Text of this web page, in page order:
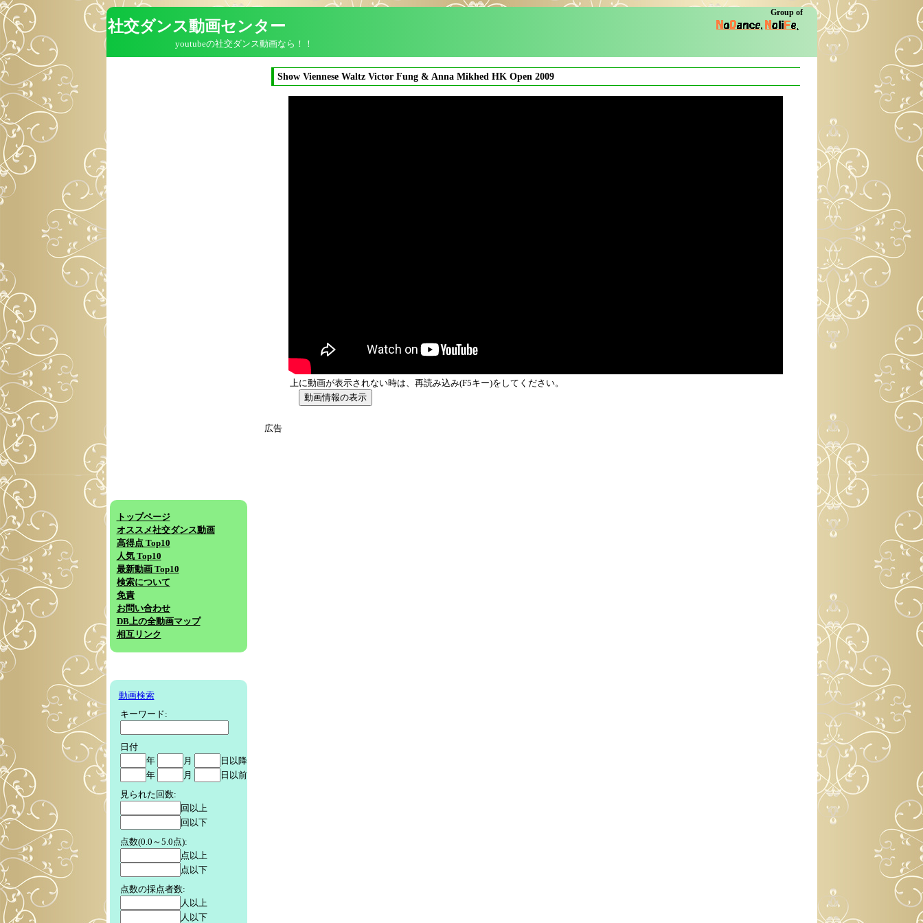
社交ダンス動画センター
youtubeの社交ダンス動画なら！！
Group of
Show Viennese Waltz Victor Fung & Anna Mikhed HK Open 2009
上に動画が表示されない時は、再読み込み(F5キー)をしてください。
動画情報の表示
広告
トップページ
オススメ社交ダンス動画
高得点 Top10
人気 Top10
最新動画 Top10
検索について
免責
お問い合わせ
DB上の全動画マップ
相互リンク
動画検索
キーワード:
日付
年
月
日以降
年
月
日以前
見られた回数:
回以上
回以下
点数(0.0～5.0点):
点以上
点以下
点数の採点者数:
人以上
人以下